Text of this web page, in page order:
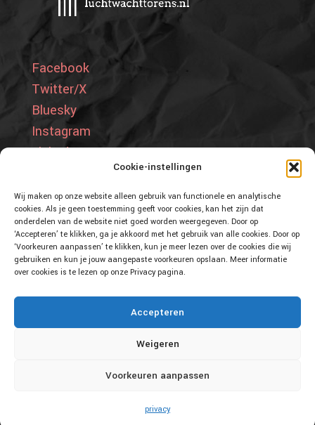
Cookie-instellingen
Wij maken op onze website alleen gebruik van functionele en analytische
cookies. Als je geen toestemming geeft voor cookies, kan het zijn dat
onderdelen van de website niet goed worden weergegeven. Door op
‘Accepteren’ te klikken, ga je akkoord met het gebruik van alle cookies. Door op
‘Voorkeuren aanpassen’ te klikken, kun je meer lezen over de cookies die wij
gebruiken en kun je jouw aangepaste voorkeuren opslaan. Meer informatie
over cookies is te lezen op onze Privacy pagina.
Accepteren
Weigeren
Voorkeuren aanpassen
privacy
Facebook
Twitter/X
Bluesky
Instagram
LinkedIn
Cookies
Laatste update 07-08-2026. Copyright tekst en beeld 2017-
2026 @ luchtwachttorens.nl en Sandra van Lochem. De op
auteursrechtelijk beschermd. Niets van deze website mag
worden vermenigvuldigd, gekopieerd of gepubliceerd (op
welke wijze dan ook) zonder schriftelijke toestemming van